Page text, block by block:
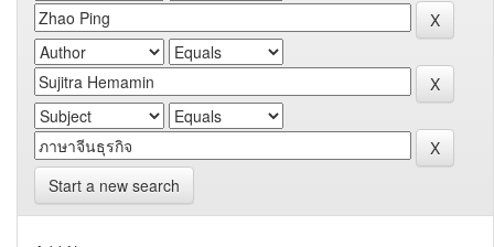
Start a new search